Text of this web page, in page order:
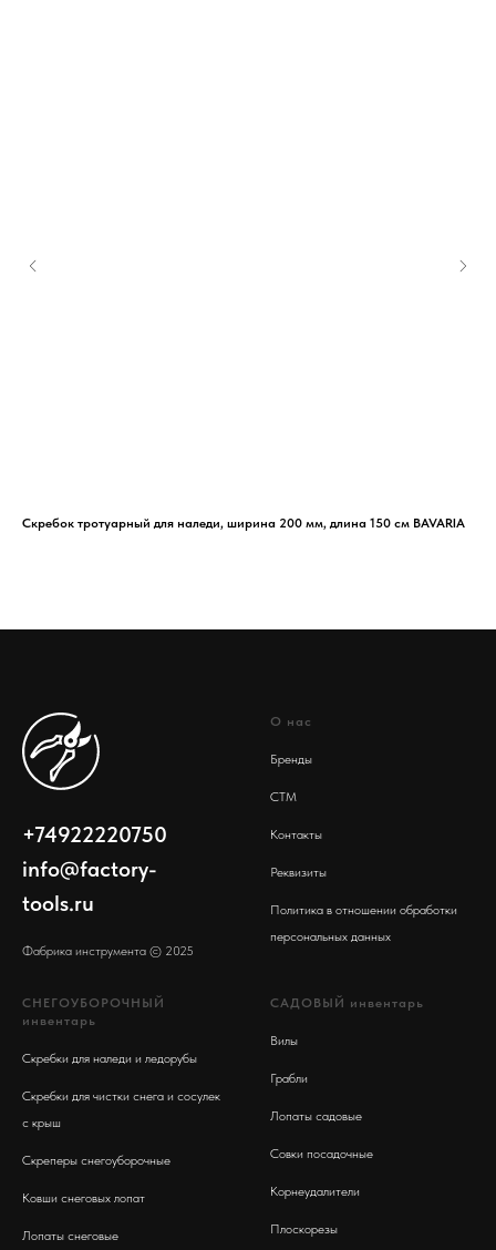
Скребок тротуарный для наледи, ширина 200 мм, длина 150 см BAVARIA
+74922220750
info@factory-
tools.ru
Фабрика инструмента © 2025
О нас
Бренды
СТМ
Контакты
Реквизиты
Политика в отношении обработки
персональных данных
СНЕГОУБОРОЧНЫЙ
инвентарь
Скребки для наледи и ледорубы
Скребки для чистки снега и сосулек
с крыш
Скреперы снегоуборочные
Ковши снеговых лопат
Лопаты снеговые
САДОВЫЙ инвентарь
Вилы
Грабли
Лопаты садовые
Совки посадочные
Корнеудалители
Плоскорезы